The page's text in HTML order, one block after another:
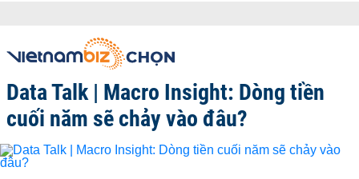
Data Talk | Macro Insight: Dòng tiền
cuối năm sẽ chảy vào đâu?